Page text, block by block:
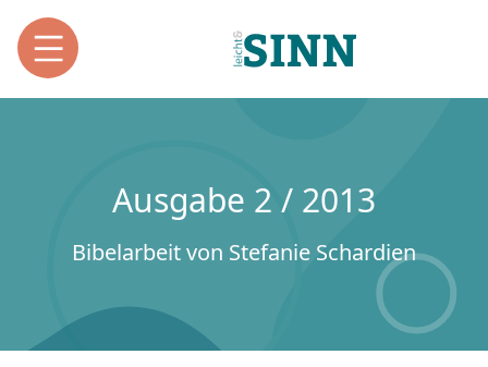
Ausgabe 2 / 2013
Bibelarbeit von Stefanie Schardien